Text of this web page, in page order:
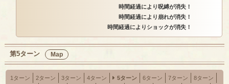
時間経過により呪縛が消失！
時間経過により崩れが消失！
時間経過によりショックが消失！
第5ターン Map
1ターン 2ターン 3ターン 4ターン 5ターン 6ターン 7ターン
8ターン